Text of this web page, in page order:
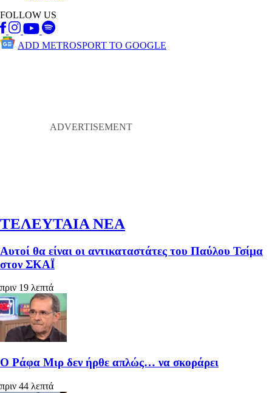
FOLLOW US
ADD METROSPORT TO GOOGLE
ΤΕΛΕΥΤΑΙΑ ΝΕΑ
Αυτοί θα είναι οι αντικαταστάτες του Παύλου Τσίμα
στον ΣΚΑΪ
πριν 19 λεπτά
Ο Ράφα Μιρ δεν ήρθε απλώς… να σκοράρει
πριν 44 λεπτά